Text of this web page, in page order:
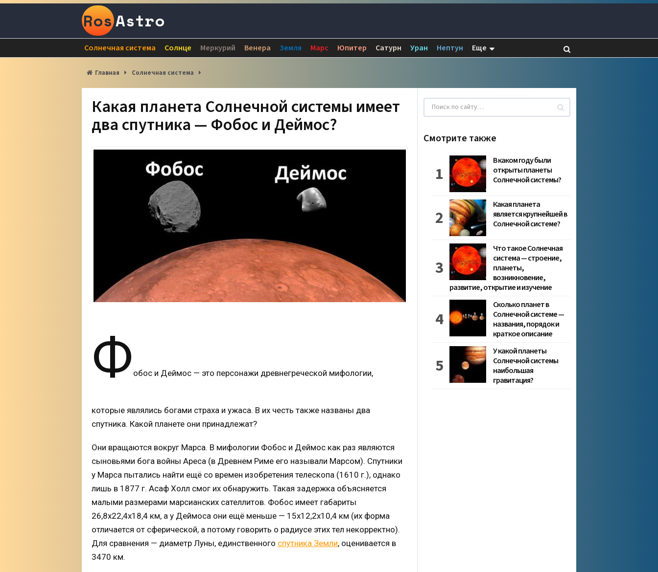
RosAstro
Солнечная система Солнце Меркурий Венера Земля Марс Юпитер Сатурн Уран Нептун Еще
Главная Солнечная система
Какая планета Солнечной системы имеет
два спутника — Фобос и Деймос?
Ф обос и Деймос — это персонажи древнегреческой мифологии,
которые являлись богами страха и ужаса. В их честь также названы два
спутника. Какой планете они принадлежат?
Они вращаются вокруг Марса. В мифологии Фобос и Деймос как раз являются
сыновьями бога войны Ареса (в Древнем Риме его называли Марсом). Спутники
у Марса пытались найти ещё со времен изобретения телескопа (1610 г.), однако
лишь в 1877 г. Асаф Холл смог их обнаружить. Такая задержка объясняется
малыми размерами марсианских сателлитов. Фобос имеет габариты
26,8х22,4х18,4 км, а у Деймоса они ещё меньше — 15х12,2х10,4 км (их форма
отличается от сферической, а потому говорить о радиусе этих тел некорректно).
Для сравнения — диаметр Луны, единственного спутника Земли, оценивается в
3470 км.
Смотрите также
В каком году были
открыты планеты
Солнечной системы?
Какая планета
является крупнейшей в
Солнечной системе?
Что такое Солнечная
система — строение,
планеты,
возникновение,
развитие, открытие и изучение
Сколько планет в
Солнечной системе —
названия, порядок и
краткое описание
У какой планеты
Солнечной системы
наибольшая
гравитация?